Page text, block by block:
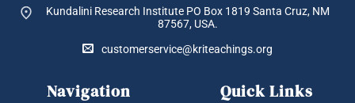
Kundalini Research Institute PO Box 1819 Santa Cruz, NM
87567, USA.
customerservice@kriteachings.org
Navigation Quick Links